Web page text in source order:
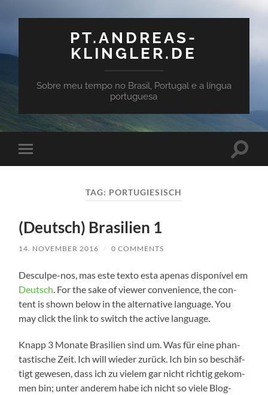
PT.ANDREAS-
KLINGLER.DE
Sobre meu tempo no Brasil, Portugal e a língua
portuguesa
Toggle
mobile
Toggle
TAG: PORTUGIESISCH
(Deutsch) Brasilien 1
14. NOVEMBER 2016 / 0 COMMENTS
Desculpe-nos, mas este tex­to esta ape­n­as dis­poní­vel em
Deutsch. For the sake of view­er con­ve­ni­ence, the con­
tent is shown below in the alter­na­ti­ve lan­guage. You
may click the link to switch the acti­ve language.
Knapp 3 Mona­te Bra­si­li­en sind um. Was für eine phan­
tas­ti­sche Zeit. Ich will wie­der zurück. Ich bin so beschäf­
tigt gewe­sen, dass ich zu vie­lem gar nicht rich­tig gekom­
men bin; unter ande­rem habe ich nicht so vie­le Blog-